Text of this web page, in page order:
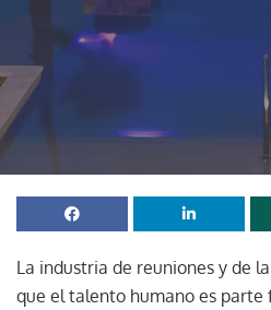
La industria de reuniones y de
que el talento humano es